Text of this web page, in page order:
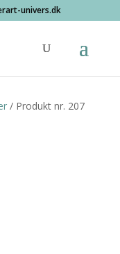
univers.dk
/ Produkt nr. 207